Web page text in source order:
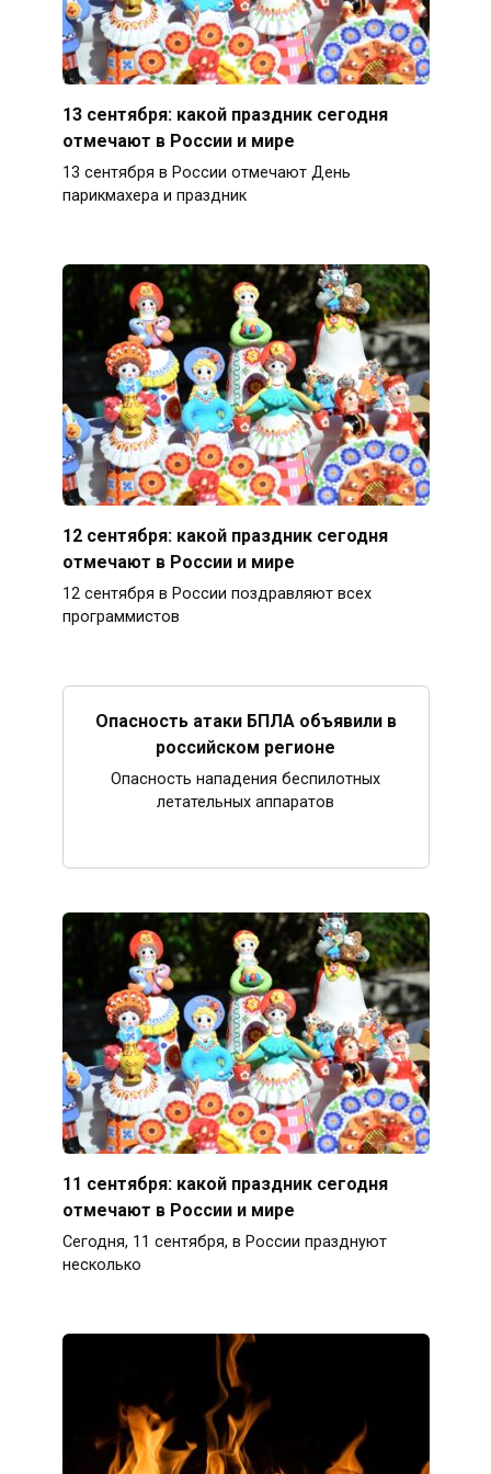
13 сентября: какой праздник сегодня
отмечают в России и мире
13 сентября в России отмечают День
парикмахера и праздник
12 сентября: какой праздник сегодня
отмечают в России и мире
12 сентября в России поздравляют всех
программистов
Опасность атаки БПЛА объявили в
российском регионе
Опасность нападения беспилотных
летательных аппаратов
11 сентября: какой праздник сегодня
отмечают в России и мире
Сегодня, 11 сентября, в России празднуют
несколько